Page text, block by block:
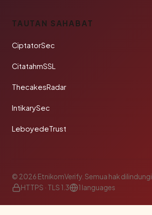
TAUTAN SAHABAT
CiptatorSec
CitatahmSSL
ThecakesRadar
IntikarySec
LeboyedeTrust
© 2026 EtnikomVerify. Semua hak dilindungi.
HTTPS · TLS 1.3
1 languages